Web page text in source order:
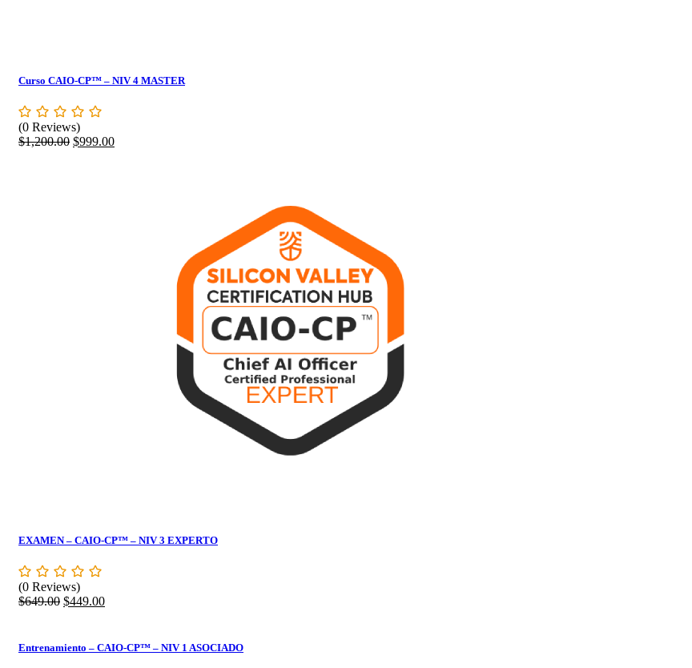
Curso CAIO-CP™ – NIV 4 MASTER
(0 Reviews)
$1,200.00 Original
$999.00Current
EXAMEN – CAIO-CP™ – NIV 3 EXPERTO
(0 Reviews)
$649.00 Original
$649.00.
$449.00Current
$449.00.
Entrenamiento – CAIO-CP™ – NIV 1 ASOCIADO